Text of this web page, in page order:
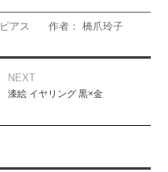
ピアス
作者： 橋爪玲子
NEXT
漆絵 イヤリング 黒×金